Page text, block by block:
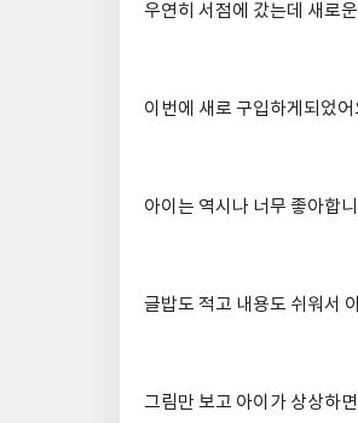
우연히 서점에 갔는데 새로
이번에 새로 구입하게되었어
아이는 역시나 너무 좋아합
글밥도 적고 내용도 쉬워서
그림만 보고 아이가 상상하